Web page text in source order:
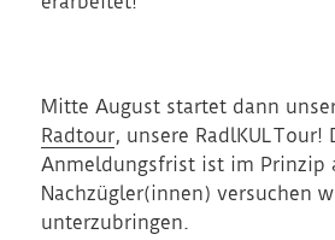
Mitte August startet dann
Radtour, unsere RadlKULTour!
Anmeldungsfrist ist im Prinzip
Nachzügler(innen) versuchen
unterzubringen.